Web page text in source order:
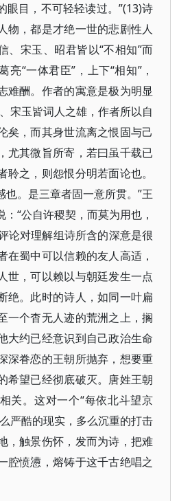
眼目，不可轻轻读过。”(13)诗
物，都是才绝一世的悲剧性人
、宋玉、昭君皆以“不相知”而
“一体君臣”，上下“相知”，
难酬。作者的寓意是极为明显
宋玉皆词人之雄，作者所以自
矣，而其身世流离之恨固与己
尤其微旨所寄，若曰虽千载已
之，则怨恨分明若面论也。
也。是三章者固一意所贯。”王
“公自许稷契，而莫为用也，
论对理解组诗所含的深意是很
在蜀中可以信赖的友人高适，
世，可以赖以与朝廷发生一点
绝。此时的诗人，如同一叶扁
一个杳无人迹的荒洲之上，搁
大约已经意识到自己政治生命
深眷恋的王朝所抛弃，想要重
希望已经彻底破灭。唐姓王朝
关。这对一个“每依北斗望京
严酷的现实，多么沉重的打击
，触景伤怀，发而为诗，把难
腔愤懑，熔铸于这千古绝唱之